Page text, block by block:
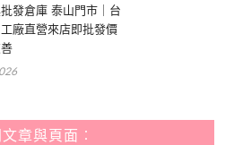
批發倉庫 泰山門市｜台
廠直營來店即批發價
善
章與頁面︰